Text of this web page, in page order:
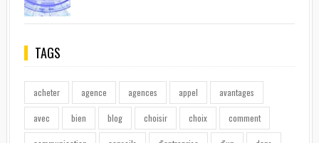
TAGS
acheter agence agences appel avantages
avec bien blog choisir choix comment